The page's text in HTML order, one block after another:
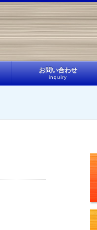
お問い合わせ
inquiry